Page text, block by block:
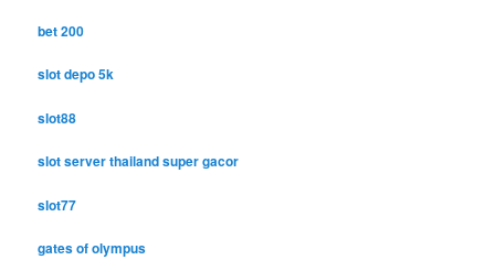
bet 200
slot depo 5k
slot88
slot server thailand super gacor
slot77
gates of olympus